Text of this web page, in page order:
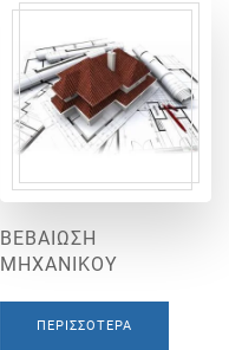
ΒΕΒΑΙΩΣΗ
ΜΗΧΑΝΙΚΟΥ
ΠΕΡΙΣΣΌΤΕΡΑ